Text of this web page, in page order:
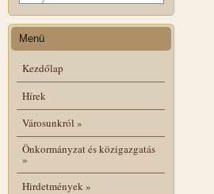
Menü
Kezdőlap
Hírek
Városunkról »
Önkormányzat és közigazgatás
»
Hirdetmények»